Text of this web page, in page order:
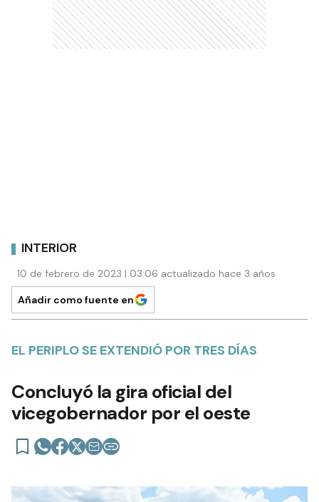
INTERIOR
10 de febrero de 2023 | 03:06 actualizado hace 3 años
Añadir como fuente en
EL PERIPLO SE EXTENDIÓ POR TRES DÍAS
Concluyó la gira oficial del
vicegobernador por el oeste